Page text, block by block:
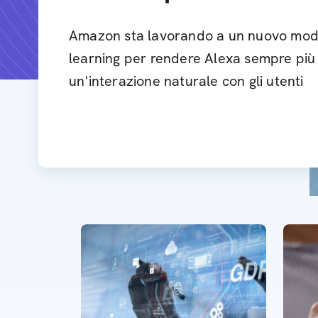
Amazon sta lavorando a un nuovo
learning per rendere Alexa sempre
un'interazione naturale con gli utenti